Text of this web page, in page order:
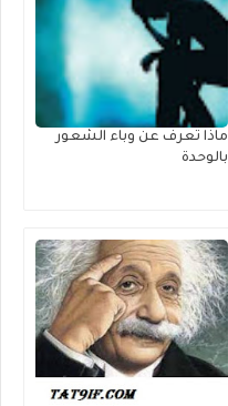
ماذا تعرف عن وباء الشعور
بالوحدة